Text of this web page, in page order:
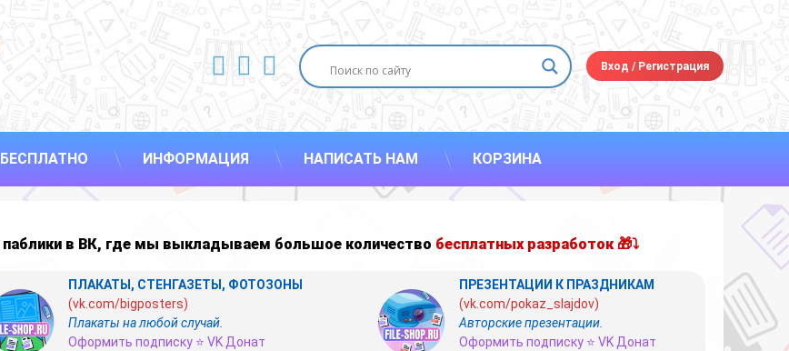
ВКонтакте
YouTube
E-mail Вход /Регистрация
БЕСПЛАТНО ИНФОРМАЦИЯ НАПИСАТЬ НАМ КОРЗИНА
паблики в ВК, где мы выкладываем большое количество бесплатных разработок 🎁⤵
ПЛАКАТЫ, СТЕНГАЗЕТЫ, ФОТОЗОНЫ
(vk.com/bigposters)
Плакаты на любой случай.
Оформить подписку ⭐ VK Донат
ПРЕЗЕНТАЦИИ К ПРАЗДНИКАМ
(vk.com/pokaz_slajdov)
Авторские презентации.
Оформить подписку ⭐ VK Донат